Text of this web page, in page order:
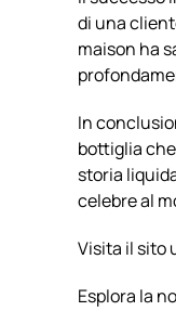
di una
maison ha
In
bottiglia
storia
celebre al
Visita il sito
Esplora la